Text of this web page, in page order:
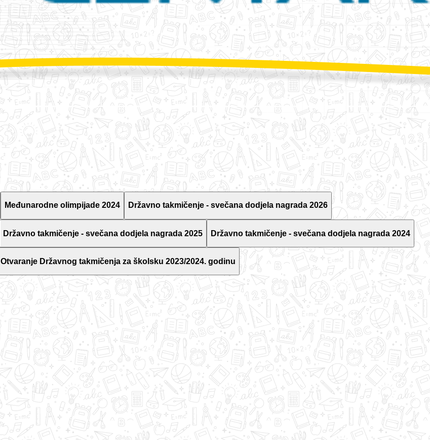
Međunarodne olimpijade 2024 Državno takmičenje - svečana dodjela nagrada 2026
Državno takmičenje - svečana dodjela nagrada 2025 Državno takmičenje - svečana dodjela nagrada 2024
Otvaranje Državnog takmičenja za školsku 2023/2024. godinu